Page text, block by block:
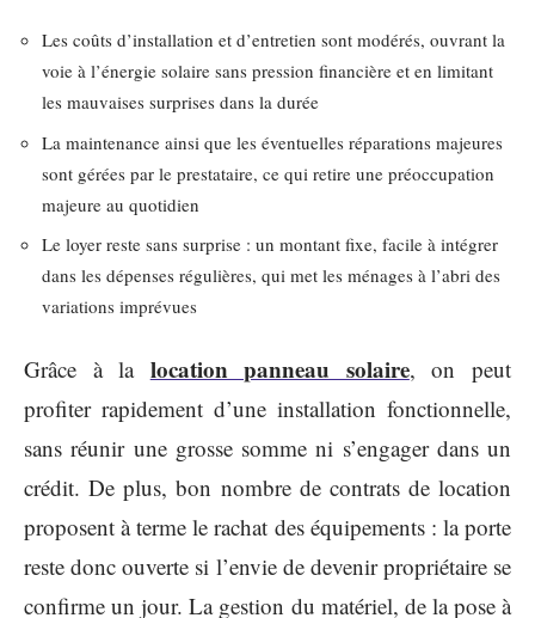
Les coûts d’installation et d’entretien sont modérés, ouvrant la
voie à l’énergie solaire sans pression financière et en limitant
les mauvaises surprises dans la durée
La maintenance ainsi que les éventuelles réparations majeures
sont gérées par le prestataire, ce qui retire une préoccupation
majeure au quotidien
Le loyer reste sans surprise : un montant fixe, facile à intégrer
dans les dépenses régulières, qui met les ménages à l’abri des
variations imprévues
Grâce à la location panneau solaire, on peut
profiter rapidement d’une installation fonctionnelle,
sans réunir une grosse somme ni s’engager dans un
crédit. De plus, bon nombre de contrats de location
proposent à terme le rachat des équipements : la porte
reste donc ouverte si l’envie de devenir propriétaire se
confirme un jour. La gestion du matériel, de la pose à